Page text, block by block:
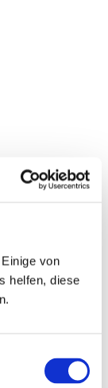
von
helfen, diese